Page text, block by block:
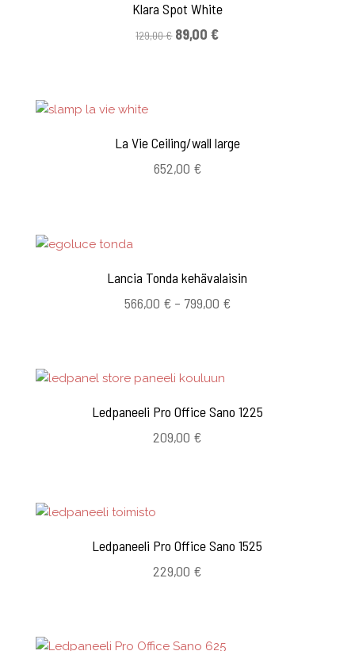
Klara Spot White
129,00€ Alkuperäinen
89,00€Nykyinen
La Vie Ceiling/wall large
652,00 €
Lancia Tonda kehävalaisin
566,00 € – 799,00 €Hintaluokka:
Ledpaneeli Pro Office Sano 1225
209,00 €
Ledpaneeli Pro Office Sano 1525
229,00 €